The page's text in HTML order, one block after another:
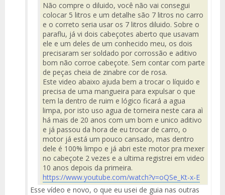
Não compre o diluido, você não vai consegui
colocar 5 litros e um detalhe são 7 litros no carro
e o correto seria usar os 7 litros diluido. Sobre o
paraflu, já vi dois cabeçotes aberto que usavam
ele e um deles de um conhecido meu, os dois
precisaram ser soldado por corrossão e aditivo
bom não corroe cabeçote. Sem contar com parte
de peças cheia de zinabre cor de rosa.
Este video abaixo ajuda bem a trocar o líquido e
precisa de uma mangueira para expulsar o que
tem la dentro de ruim e lógico ficará a agua
limpa, por isto uso agua de torneira neste cara aì
há mais de 20 anos com um bom e unico aditivo
e já passou da hora de eu trocar de carro, o
motor já está um pouco cansado, mas dentro
dele é 100% limpo e já abri este motor pra mexer
no cabeçote 2 vezes e a ultima registrei em video
10 anos depois da primeira.
https://www.youtube.com/watch?v=oQSe_Kt-x-E
Esse vídeo e novo, o que eu usei de guia nas outras